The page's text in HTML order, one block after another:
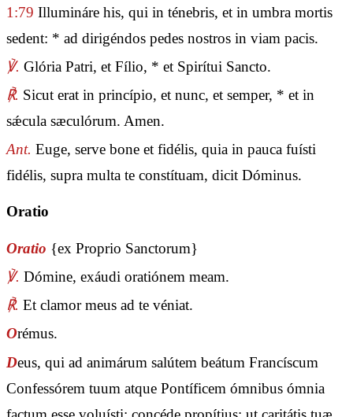
1:79 Illumináre his, qui in ténebris, et in umbra mortis
sedent: * ad dirigéndos pedes nostros in viam pacis.
℣. Glória Patri, et Fílio, * et Spirítui Sancto.
℟. Sicut erat in princípio, et nunc, et semper, * et in
sǽcula sæculórum. Amen.
Ant. Euge, serve bone et fidélis, quia in pauca fuísti
fidélis, supra multa te constítuam, dicit Dóminus.
Oratio
Oratio {ex Proprio Sanctorum}
℣. Dómine, exáudi oratiónem meam.
℟. Et clamor meus ad te véniat.
Orémus.
Deus, qui ad animárum salútem beátum Francíscum
Confessórem tuum atque Pontíficem ómnibus ómnia